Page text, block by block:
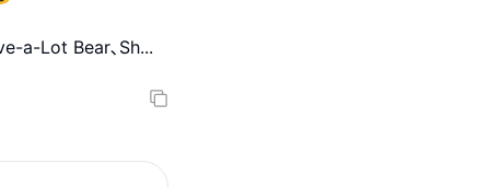
a-Lot Bear､Sh...